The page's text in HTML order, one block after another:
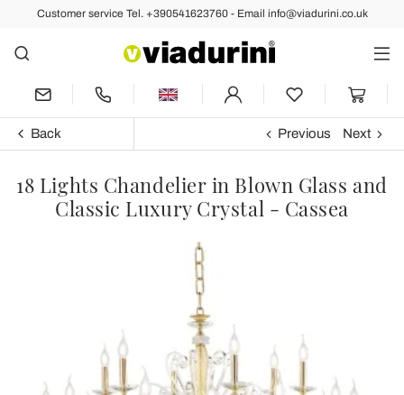
Customer service Tel. +390541623760 - Email info@viadurini.co.uk
Back Previous Next
18 Lights Chandelier in Blown Glass and
Classic Luxury Crystal - Cassea